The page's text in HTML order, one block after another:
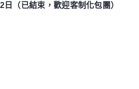
日（已結束，歡迎客制化包團）